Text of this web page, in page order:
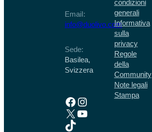
EmaiI:
info@duolivo.com
Sede:
Basilea,
Svizzera
Facebook
Instagram
X YouTube
TikTok
condizioni
generali
Informativa
sulla
privacy
Regole
della
Community
Note legali
Stampa